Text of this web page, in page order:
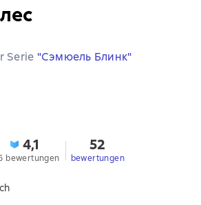
Serie "Сэмюель Блинк"
4,1
bewertungen
52
bewertungen